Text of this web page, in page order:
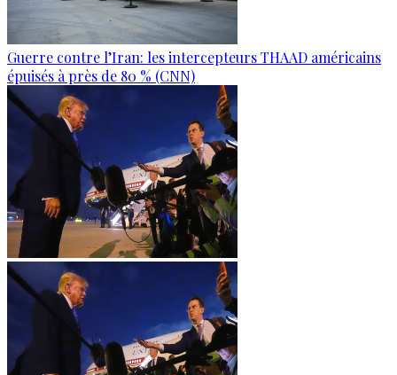
Guerre contre l’Iran: les intercepteurs THAAD américains
épuisés à près de 80 % (CNN)